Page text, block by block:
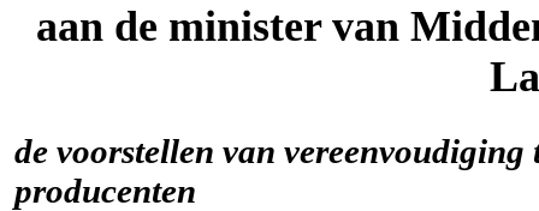
aan de minister van
de voorstellen van
producenten